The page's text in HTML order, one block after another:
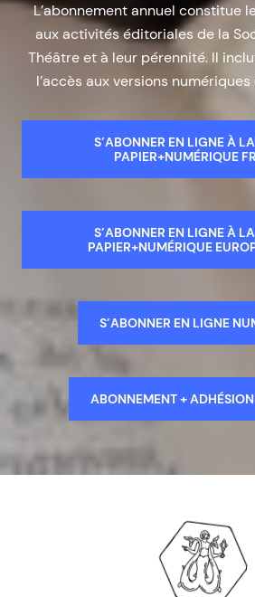
L’abonnement annuel constitue
aux activités éditoriales de la
Théâtre et à leur pérennité. Il
l’accès aux versions
S’ABONNER EN LIGNE À
PAPIER+NUMÉRIQUE
S’ABONNER EN LIGNE À
PAPIER+NUMÉRIQUE
S’ABONNER EN LIGNE
ABONNEMENT +